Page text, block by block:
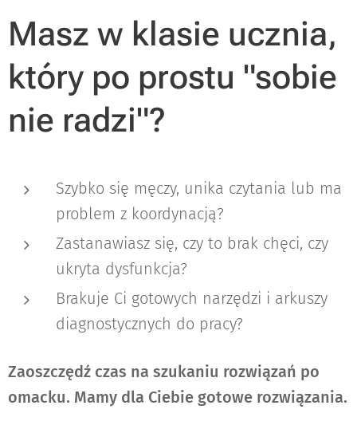
Masz w klasie ucznia,
który po prostu "sobie
nie radzi"?
Szybko się męczy, unika czytania lub ma
problem z koordynacją?
Zastanawiasz się, czy to brak chęci, czy
ukryta dysfunkcja?
Brakuje Ci gotowych narzędzi i arkuszy
diagnostycznych do pracy?
Zaoszczędź czas na szukaniu rozwiązań po
omacku. Mamy dla Ciebie gotowe rozwiązania.